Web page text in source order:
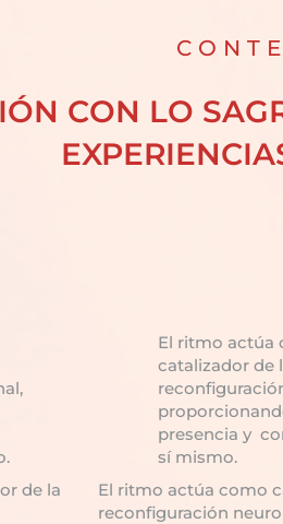
CON LO
de la
El ritmo actúa
catalizador de
presencia y
sí mismo.
El ritmo actúa como
reconfiguración